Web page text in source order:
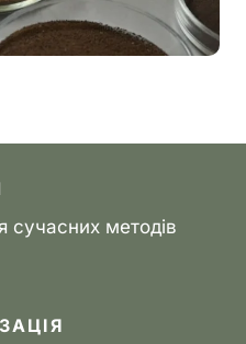
сучасних методів